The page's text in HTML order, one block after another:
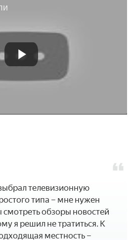
телевизионную
типа – мне нужен
смотреть обзоры новостей
я решил не тратиться. К
местность –